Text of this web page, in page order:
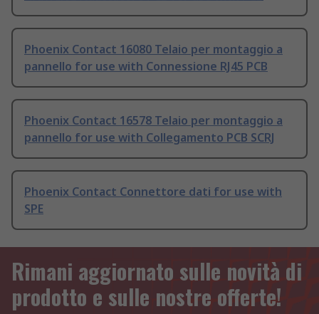
Phoenix Contact 16080 Telaio per montaggio a
pannello for use with Connessione RJ45 PCB
Phoenix Contact 16578 Telaio per montaggio a
pannello for use with Collegamento PCB SCRJ
Phoenix Contact Connettore dati for use with
SPE
Rimani aggiornato sulle novità di
prodotto e sulle nostre offerte!